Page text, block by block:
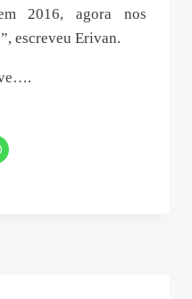
2016, agora nos
escreveu Erivan.